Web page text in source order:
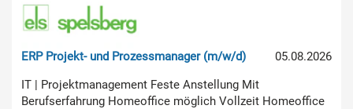
05.08.2026
ERP Projekt- und Prozessmanager (m/w/d)
IT | Projektmanagement Feste Anstellung Mit
Berufserfahrung Homeoffice möglich Vollzeit Homeoffice